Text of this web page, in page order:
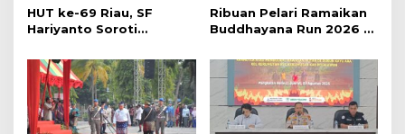
s
HUT ke-69 Riau, SF
Hariyanto Soroti
Kemiskinan
Ribuan Pelari Ramaikan
Buddhayana Run 2026 di